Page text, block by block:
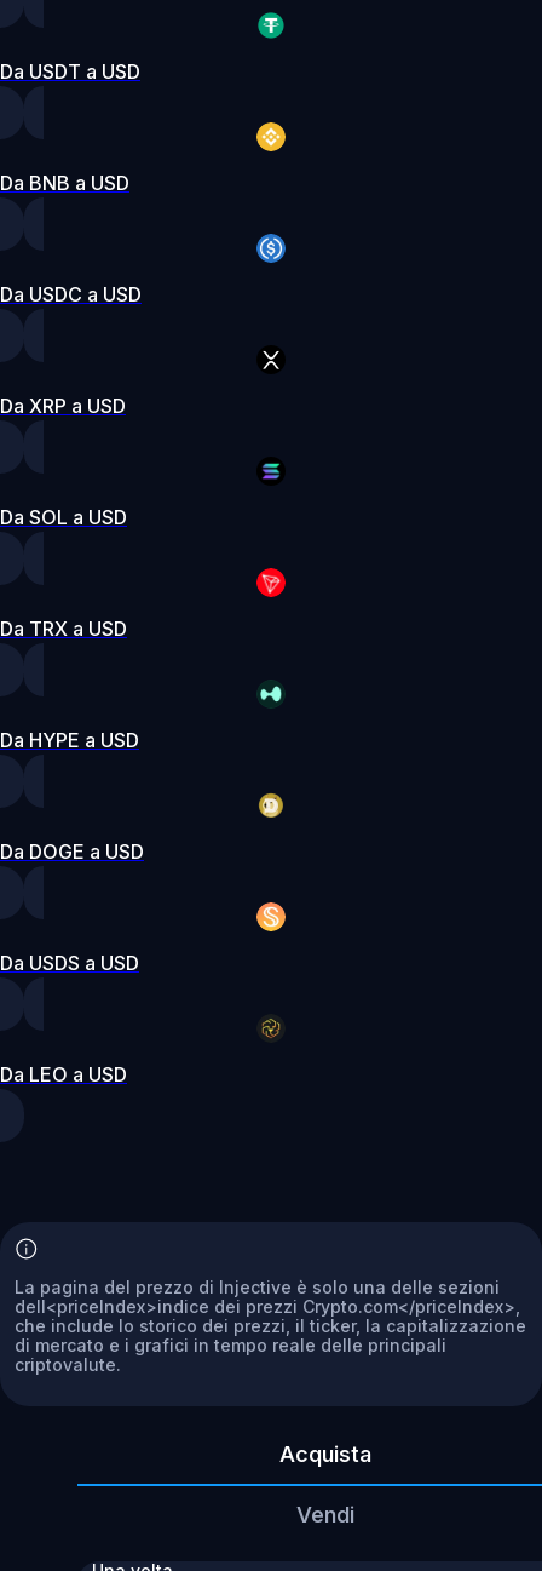
Da USDT a USD
Da BNB a USD
Da USDC a USD
Da XRP a USD
Da SOL a USD
Da TRX a USD
Da HYPE a USD
Da DOGE a USD
Da USDS a USD
Da LEO a USD
La pagina del prezzo di Injective è solo una delle sezioni
dell<priceIndex>indice dei prezzi Crypto.com</priceIndex>,
che include lo storico dei prezzi, il ticker, la capitalizzazione
di mercato e i grafici in tempo reale delle principali
criptovalute.
Acquista
Vendi